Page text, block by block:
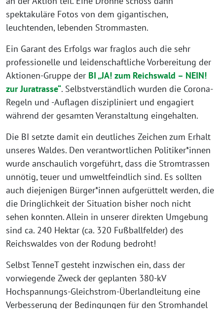
spektakuläre Fotos von dem gigantischen,
leuchtenden, lebenden Strommasten.
Ein Garant des Erfolgs war fraglos auch die sehr
professionelle und leidenschaftliche Vorbereitung der
Aktionen-Gruppe der BI „JA! zum Reichswald – NEIN!
zur Juratrasse“. Selbstverständlich wurden die Corona-
Regeln und -Auflagen diszipliniert und engagiert
während der gesamten Veranstaltung eingehalten.
Die BI setzte damit ein deutliches Zeichen zum Erhalt
unseres Waldes. Den verantwortlichen Politiker*innen
wurde anschaulich vorgeführt, dass die Stromtrassen
unnötig, teuer und umweltfeindlich sind. Es sollten
auch diejenigen Bürger*innen aufgerüttelt werden, die
die Dringlichkeit der Situation bisher noch nicht
sehen konnten. Allein in unserer direkten Umgebung
sind ca. 240 Hektar (ca. 320 Fußballfelder) des
Reichswaldes von der Rodung bedroht!
Selbst TenneT gesteht inzwischen ein, dass der
vorwiegende Zweck der geplanten 380-kV
Hochspannungs-Gleichstrom-Überlandleitung eine
Verbesserung der Bedingungen für den Stromhandel